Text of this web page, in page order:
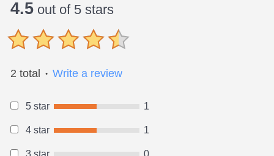
4.5 out of 5 stars
2 total ● Write a review
5 star 1
4 star 1
3 star 0